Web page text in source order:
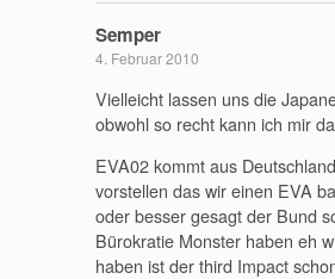
Semper
4. Februar 2010
Vielleicht lassen uns die
obwohl so recht kann ich mir
EVA02 kommt aus
vorstellen das wir einen EVA
oder besser gesagt der Bund
Bürokratie Monster haben eh
haben ist der third Impact